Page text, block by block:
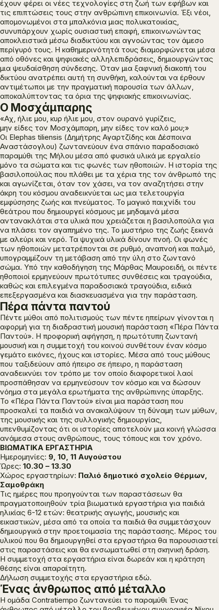
έχουν φέρει οι νέες τεχνολογίες στη ζωή των εφήβων και
τις επιπτώσεις τους στην ανθρώπινη επικοινωνία. Έξι νέοι,
απομονωμένοι στα μπαλκόνια μιας πολυκατοικίας,
συνυπάρχουν χωρίς ουσιαστική επαφή, επικοινωνώντας
αποκλειστικά μέσω διαδικτύου και αγνοώντας τον άμεσο
περίγυρό τους. Η καθημερινότητά τους διαμορφώνεται μέσα
από οθόνες και ψηφιακές αλληλεπιδράσεις, δημιουργώντας
μια ψευδαίσθηση σύνδεσης. Όταν μια ξαφνική διακοπή του
δικτύου ανατρέπει αυτή τη συνθήκη, καλούνται να έρθουν
αντιμέτωποι με την πραγματική παρουσία των άλλων,
αποκαλύπτοντας τα όρια της ψηφιακής επικοινωνίας.
Ο Μοσχάμπαρης
«Αχ, ήλιε μου, κυρ ήλιε μου, στον ουρανό γυρίζεις,
μην είδες τον Μοσχάμπαρη, μην είδες τον καλό μου;»
Οι Εlephas tiliensis (Δημήτρης Αγαρτζίδης και Δέσποινα
Αναστάσογλου) ζωντανεύουν ένα σπάνιο παραδοσιακό
παραμύθι της Μήλου μέσα από φυσικά υλικά με εργαλείο
μόνο τα σώματα και τις φωνές των ηθοποιών. Η ιστορία της
βασιλοπούλας που πλάθει με τα χέρια της τον άνθρωπό της
και αγωνίζεται, όταν τον χάσει, να τον αναζητήσει στην
άκρη του κόσμου αναδεικνύεται ως μια τελετουργία
εμφύσησης ζωής και πνεύματος. Το μαγικό παιχνίδι του
θεάτρου που δημιουργεί κόσμους με μηδαμινά μέσα
αντανακλάται στα υλικά που χρειάζεται η βασιλοπούλα για
να πλάσει τον αγαπημένο της. Το μυστήριο της ζωής ξεκινά
με αλεύρι και νερό. Τα ψυχικά υλικά δίνουν πνοή. Οι φωνές
των ηθοποιών μετατρέπονται σε ρυθμό, αναπνοή και παλμό,
υπογραμμίζουν τη μετάβαση από την ύλη στο ζωντανό
σώμα. Υπό την καθοδήγηση της Μάρθας Μαυροειδή, οι πέντε
ηθοποιοί ερμηνεύουν πρωτότυπες συνθέσεις και τραγούδια,
καθώς και επιλεγμένα παραδοσιακά τραγούδια, ειδικά
επεξεργασμένα και διασκευασμένα για την παράσταση.
Πέρα πάντα παντού
Πέντε μύθοι από πολιτισμούς των πέντε ηπείρων γίνονται η
αφορμή για τη διαδραστική μουσική παράσταση «Πέρα Πάντα
Παντού». Η προφορική αφήγηση, η πρωτότυπη ζωντανή
μουσική και η συμμετοχή του κοινού συνθέτουν έναν κόσμο
γεμάτο εικόνες, ήχους και ιστορίες. Μέσα από τους μύθους
που ταξιδεύουν από ήπειρο σε ήπειρο, η παράσταση
αναδεικνύει τον τρόπο με τον οποίο διαφορετικοί λαοί
προσπάθησαν να ερμηνεύσουν τον κόσμο και να δώσουν
νόημα στα μεγάλα ερωτήματα της ανθρώπινης ύπαρξης.
Το «Πέρα Πάντα Παντού» είναι μια παράσταση που
προσκαλεί τα παιδιά να ανακαλύψουν τη δύναμη των μύθων,
της μουσικής και της συλλογικής δημιουργίας,
υπενθυμίζοντας ότι οι ιστορίες αποτελούν μια κοινή γλώσσα
ανάμεσα στους ανθρώπους, τους τόπους και τον χρόνο.
ΒΙΩΜΑΤΙΚΑ ΕΡΓΑΣΤΗΡΙΑ
Ημερομηνίες: 9, 10, 11 Αυγούστου
Ώρες: 10.30 – 13.30
Χώρος εργαστηρίων: Παλιό δημοτικό σχολείο Θέρμων,
Σαμοθράκη
Τις ημέρες που προηγούνται των παραστάσεων θα
πραγματοποιηθούν τρία βιωματικά εργαστήρια για παιδιά
ηλικίας 6-12 ετών: θεατρικής αγωγής, μουσικής και
εικαστικών, μέσα από τα οποία τα παιδιά θα συμμετάσχουν
δημιουργικά στην προετοιμασία της παράστασης. Μέρος του
υλικού που θα δημιουργηθεί στα εργαστήρια θα παρουσιαστεί
στις παραστάσεις και θα ενσωματωθεί στη σκηνική δράση.
Η συμμετοχή στα εργαστήρια είναι δωρεάν και η κράτηση
θέσης είναι απαραίτητη.
Δήλωση συμμετοχής στα εργαστήρια εδώ.
Ένας άνθρωπος από μέταλλο
Η ομάδα Contratiempo ζωντανεύει το παραμύθι Ένας